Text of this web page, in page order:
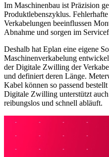
Im Maschinenbau ist Präzision
Produktlebenszyklus.
Verkabelungen beeinflussen
Abnahme und sorgen im
Deshalb hat Eplan eine eigene
Maschinenverkabelung
der Digitale Zwilling der
und definiert deren Länge.
Kabel können so passend
Digitale Zwilling unterstützt
reibungslos und schnell abläuft.